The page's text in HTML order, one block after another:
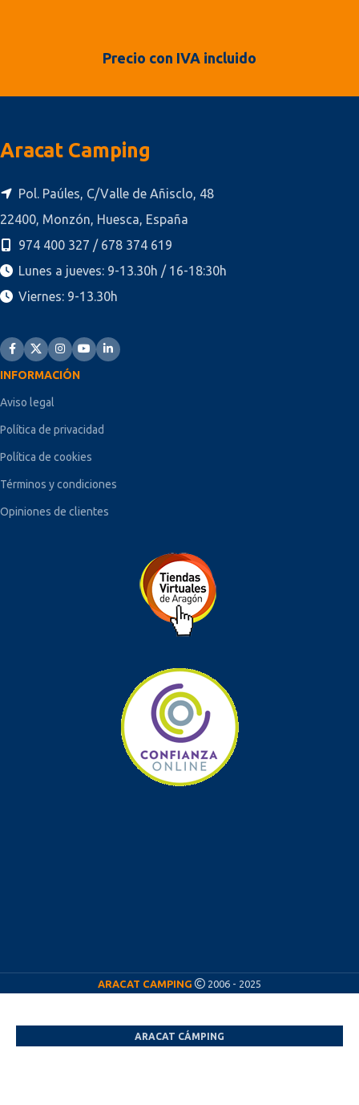
Precio con IVA incluido
Aracat Camping
Pol. Paúles, C/Valle de Añisclo, 48
22400, Monzón, Huesca, España
974 400 327 / 678 374 619
Lunes a jueves: 9-13.30h / 16-18:30h
Viernes: 9-13.30h
INFORMACIÓN
Aviso legal
Política de privacidad
Política de cookies
Términos y condiciones
Opiniones de clientes
ARACAT CAMPING 2006 - 2025
ARACAT CÁMPING